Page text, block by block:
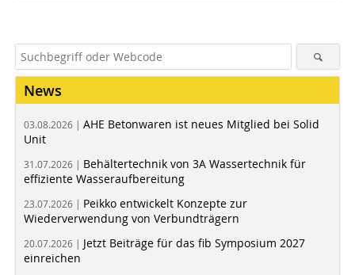
News
03.08.2026 | AHE Betonwaren ist neues Mitglied bei Solid
Unit
31.07.2026 | Behältertechnik von 3A Wassertechnik für
effiziente Wasseraufbereitung
23.07.2026 | Peikko entwickelt Konzepte zur
Wiederverwendung von Verbundträgern
20.07.2026 | Jetzt Beiträge für das fib Symposium 2027
einreichen